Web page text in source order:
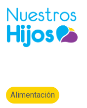
Alimentación